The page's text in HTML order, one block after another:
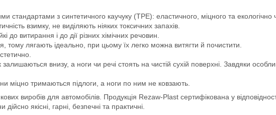
стандартами з синтетичного каучуку (ТРЕ): еластичного, міцного та екологічно
взимку, не виділяють ніяких токсичних запахів.
до витирання і до дії різних хімічних речовин.
тому лягають ідеально, при цьому їх легко можна витягти й почистити.
внизу, а ноги чи речі стоять на чистій сухій поверхні. Завдяки
міцно тримаються підлоги, а ноги по ним не ковзають.
виробів для автомобілів. Продукція Rezaw-Plast сертифікована у
якісні, гарні, безпечні та практичні.